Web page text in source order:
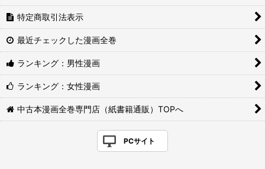
特定商取引法表示
最近チェックした漫画全巻
ランキング：男性漫画
ランキング：女性漫画
中古本漫画全巻専門店（紙書籍通販）TOPへ
PCサイト